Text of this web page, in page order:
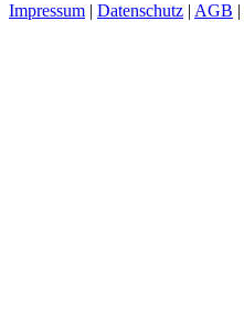
Impressum | Datenschutz | AGB |